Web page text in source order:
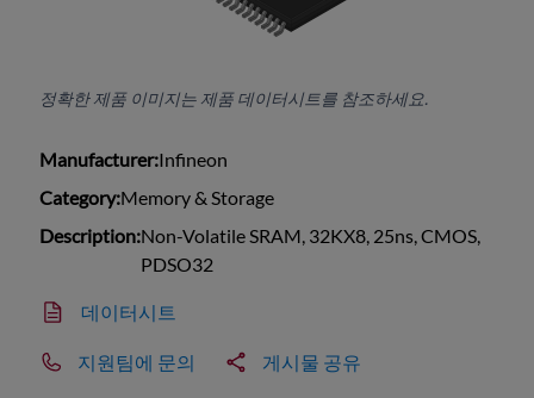
정확한 제품 이미지는 제품 데이터시트를 참조하세요.
Manufacturer:Infineon
Category:Memory & Storage
Description:Non-Volatile SRAM, 32KX8, 25ns, CMOS,
PDSO32
데이터시트
지원팀에 문의 게시물 공유